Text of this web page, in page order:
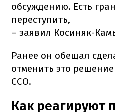
обсуждению. Есть
переступить,
– заявил Косиняк-
Ранее он обещал
отменить это
ССО.
Как реагируют